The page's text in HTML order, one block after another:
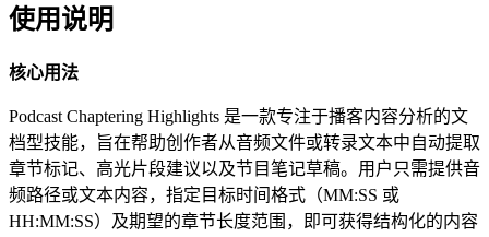
使用说明
核心用法
Podcast Chaptering Highlights 是一款专注于播客内容分析的文
档型技能，旨在帮助创作者从音频文件或转录文本中自动提取
章节标记、高光片段建议以及节目笔记草稿。用户只需提供音
频路径或文本内容，指定目标时间格式（MM:SS 或
HH:MM:SS）及期望的章节长度范围，即可获得结构化的内容